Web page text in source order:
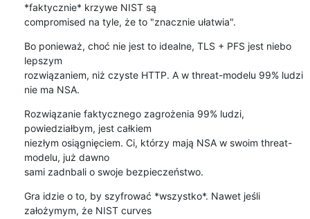
*faktycznie* krzywe NIST są
compromised na tyle, że to "znacznie ułatwia".
Bo ponieważ, choć nie jest to idealne, TLS + PFS jest niebo
lepszym
rozwiązaniem, niż czyste HTTP. A w threat-modelu 99% ludzi
nie ma NSA.
Rozwiązanie faktycznego zagrożenia 99% ludzi,
powiedziałbym, jest całkiem
niezłym osiągnięciem. Ci, którzy mają NSA w swoim threat-
modelu, już dawno
sami zadnbali o swoje bezpieczeństwo.
Gra idzie o to, by szyfrować *wszystko*. Nawet jeśli
założymym, że NIST curves